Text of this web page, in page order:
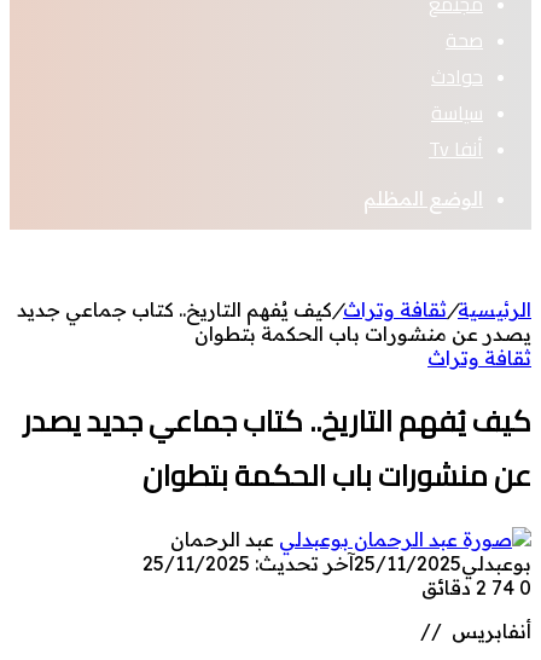
صحة
حوادث
سياسة
أنفا Tv
الوضع المظلم
الرئيسية/ثقافة وتراث/كيف يُفهم التاريخ.. كتاب جماعي جديد
يصدر عن منشورات باب الحكمة بتطوان
ثقافة وتراث
كيف يُفهم التاريخ.. كتاب جماعي جديد يصدر
عن منشورات باب الحكمة بتطوان
عبد الرحمان
بوعبدلي25/11/2025آخر تحديث: 25/11/2025
0
2 دقائق
أنفابريس //